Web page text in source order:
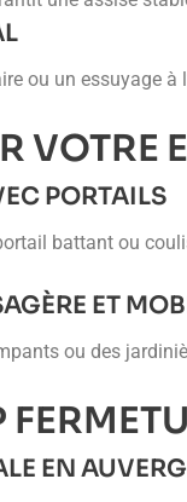
ou un essuyage
VOTRE
PORTAILS
battant ou
ET
ou des
EN